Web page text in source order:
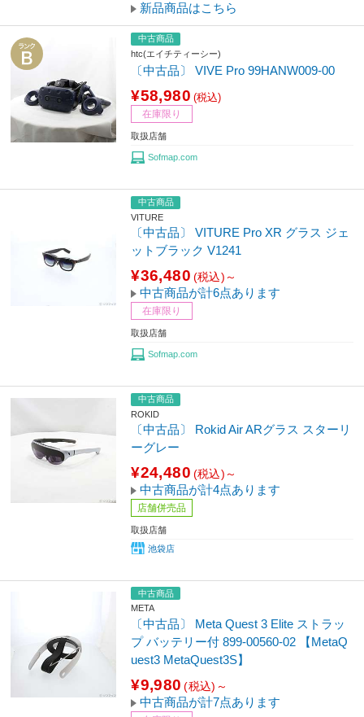
新品商品はこちら
中古商品
htc(エイチティーシー)
〔中古品〕 VIVE Pro 99HANW009-00
¥58,980 (税込)
在庫限り
取扱店舗
Sofmap.com
中古商品
VITURE
〔中古品〕 VITURE Pro XR グラス ジェ
ットブラック V1241
¥36,480 (税込)～
中古商品が計6点あります
在庫限り
取扱店舗
Sofmap.com
中古商品
ROKID
〔中古品〕 Rokid Air ARグラス スターリ
ーグレー
¥24,480 (税込)～
中古商品が計4点あります
店舗併売品
取扱店舗
池袋店
中古商品
META
〔中古品〕 Meta Quest 3 Elite ストラッ
プ バッテリー付 899-00560-02 【MetaQ
uest3 MetaQuest3S】
¥9,980 (税込)～
中古商品が計7点あります